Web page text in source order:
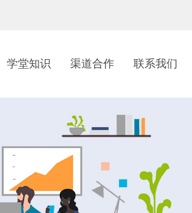
学堂知识 渠道合作 联系我们